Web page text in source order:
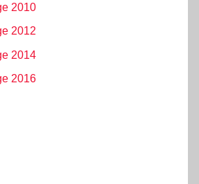
2010
2012
2014
2016